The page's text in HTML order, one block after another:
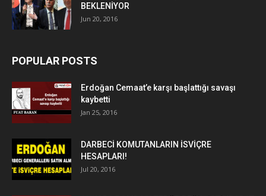
BEKLENİYOR
Jun 20, 2016
POPULAR POSTS
Erdoğan Cemaat’e karşı başlattığı savaşı
kaybetti
Jan 25, 2016
DARBECİ KOMUTANLARIN İSVİÇRE
HESAPLARI!
Jul 20, 2016